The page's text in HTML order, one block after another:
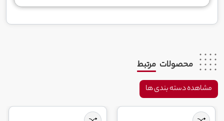
محصولات مرتبط
مشاهده دسته بندی ها